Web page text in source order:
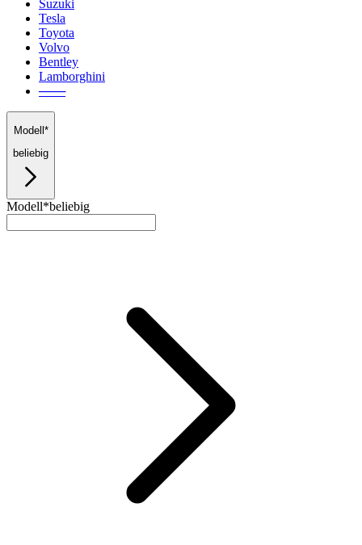
Suzuki
Tesla
Toyota
Volvo
Bentley
Lamborghini
───
Modell*
beliebig
Modell*beliebig